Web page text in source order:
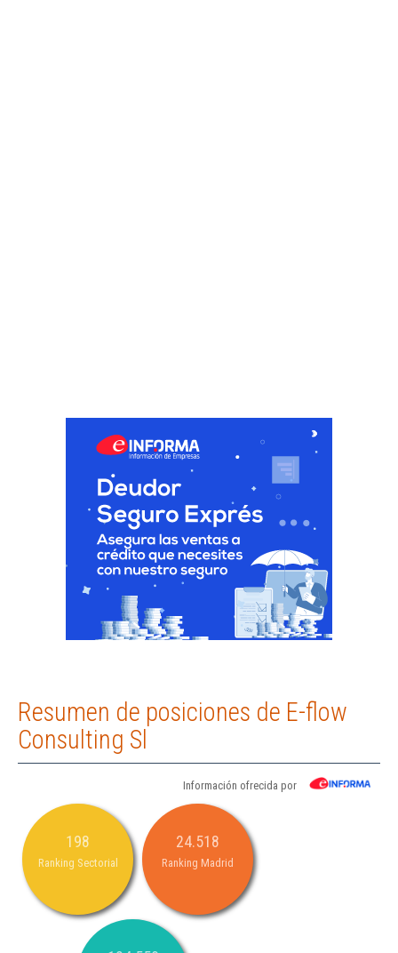
Resumen de posiciones de E-flow
Consulting Sl
Información ofrecida por
198
Ranking Sectorial
24.518
Ranking Madrid